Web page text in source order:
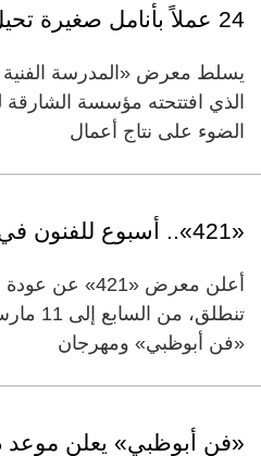
24 عملاً بأنامل صغيرة تحيل «الأصوات» فنوناً
الذي افتتحته مؤسسة
الضوء على نتاج أعمال
«421».. أسبوع للفنون في ميناء زايد
أعلن معرض
تنطلق،
«فن أبوظبي» ومهرجان
«فن أبوظبي» يعلن موعد